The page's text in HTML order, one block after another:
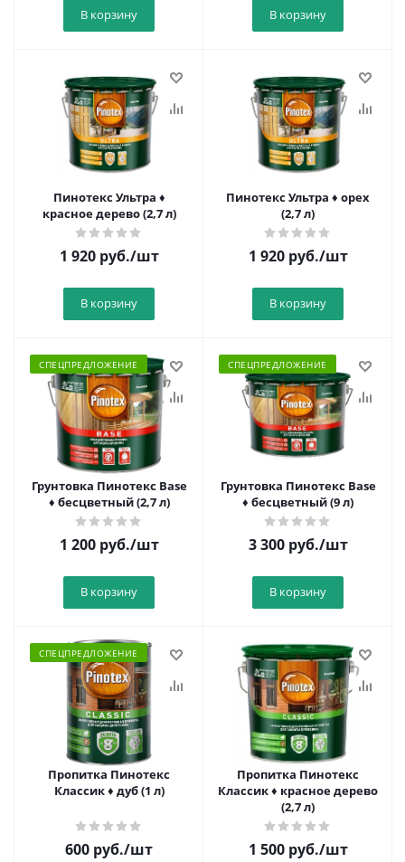
В корзину В корзину
Пинотекс Ультра ♦
красное дерево (2,7 л)
1 920руб./шт
В корзину
Пинотекс Ультра ♦ орех
(2,7 л)
1 920руб./шт
В корзину
СПЕЦПРЕДЛОЖЕНИЕ
Грунтовка Пинотекс Base
♦ бесцветный (2,7 л)
1 200руб./шт
В корзину
СПЕЦПРЕДЛОЖЕНИЕ
Грунтовка Пинотекс Base
♦ бесцветный (9 л)
3 300руб./шт
В корзину
СПЕЦПРЕДЛОЖЕНИЕ
Пропитка Пинотекс
Классик ♦ дуб (1 л)
600 руб./шт
Пропитка Пинотекс
Классик ♦ красное дерево
(2,7 л)
1 500руб./шт